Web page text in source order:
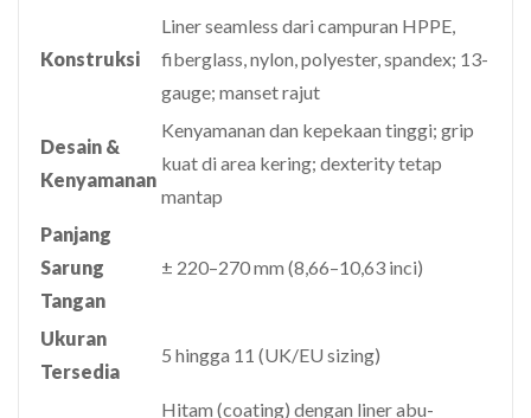
Konstruksi
Liner seamless dari campuran HPPE,
fiberglass, nylon, polyester, spandex; 13-
gauge; manset rajut
Desain &
Kenyamanan
Kenyamanan dan kepekaan tinggi; grip
kuat di area kering; dexterity tetap
mantap
Panjang
Sarung
Tangan
± 220–270 mm (8,66–10,63 inci)
Ukuran
Tersedia
5 hingga 11 (UK/EU sizing)
Hitam (coating) dengan liner abu-